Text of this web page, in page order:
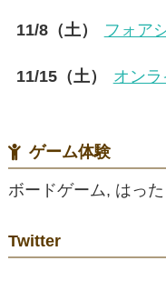
11/8（土） フォア
11/15（土） オン
ゲーム体験
ボードゲーム, はっ
Twitter